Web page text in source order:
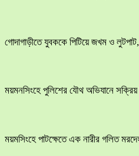
​গোদাগাড়ীতে যুবককে পিটিয়ে জখম ও
ময়মনসিংহে পুলিশের যৌথ অভিযানে
ময়মসিংহে পাটক্ষেতে এক নারীর গলিত